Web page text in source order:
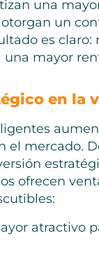
una
otorgan un
es claro:
una mayor
en la
el mercado.
ofrecen
atractivo